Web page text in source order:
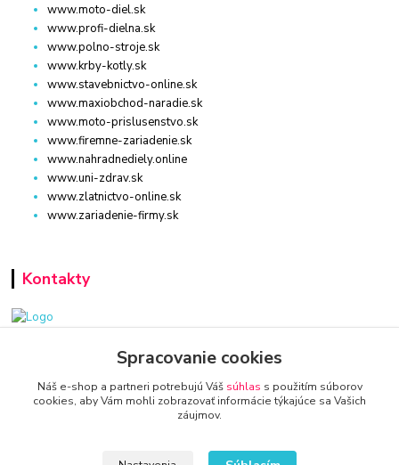
www.moto-diel.sk
www.profi-dielna.sk
www.polno-stroje.sk
www.krby-kotly.sk
www.stavebnictvo-online.sk
www.maxiobchod-naradie.sk
www.moto-prislusenstvo.sk
www.firemne-zariadenie.sk
www.nahradnediely.online
www.uni-zdrav.sk
www.zlatnictvo-online.sk
www.zariadenie-firmy.sk
Kontakty
www.zariadenie-firmy.sk
+421 940 949 000
Spracovanie cookies
Náš e-shop a partneri potrebujú Váš súhlas s použitím súborov
cookies, aby Vám mohli zobrazovať informácie týkajúce sa Vašich
záujmov.